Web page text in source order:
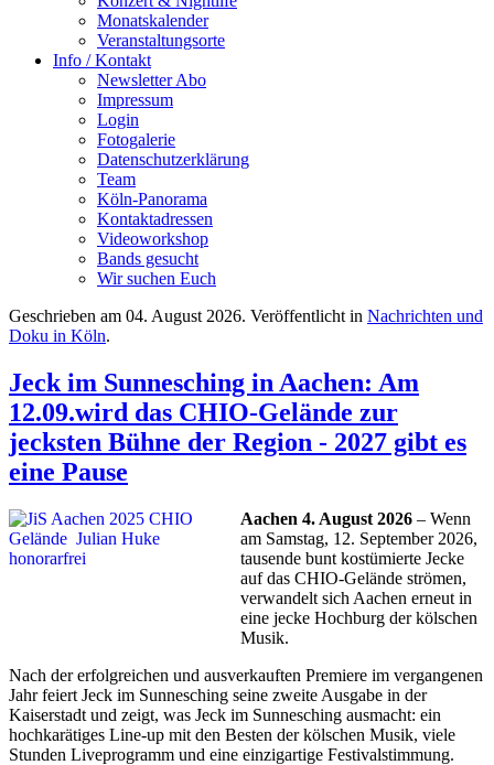
Monatskalender
Veranstaltungsorte
Info / Kontakt
Newsletter Abo
Impressum
Login
Fotogalerie
Datenschutzerklärung
Team
Köln-Panorama
Kontaktadressen
Videoworkshop
Bands gesucht
Wir suchen Euch
Geschrieben am 04. August 2026. Veröffentlicht in Nachrichten und
Doku in Köln.
Jeck im Sunnesching in Aachen: Am
12.09.wird das CHIO-Gelände zur
jecksten Bühne der Region - 2027 gibt es
eine Pause
Aachen 4. August 2026 – Wenn
am Samstag, 12. September 2026,
tausende bunt kostümierte Jecke
auf das CHIO-Gelände strömen,
verwandelt sich Aachen erneut in
eine jecke Hochburg der kölschen
Musik.
Nach der erfolgreichen und ausverkauften Premiere im vergangenen
Jahr feiert Jeck im Sunnesching seine zweite Ausgabe in der
Kaiserstadt und zeigt, was Jeck im Sunnesching ausmacht: ein
hochkarätiges Line-up mit den Besten der kölschen Musik, viele
Stunden Liveprogramm und eine einzigartige Festivalstimmung.